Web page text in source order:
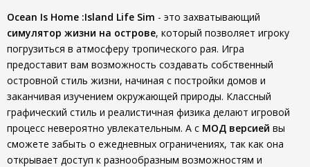
Ocean Is Home :Island Life Sim - это захватывающий
симулятор жизни на острове, который позволяет игроку
погрузиться в атмосферу тропического рая. Игра
предоставит вам возможность создавать собственный
островной стиль жизни, начиная с постройки домов и
заканчивая изучением окружающей природы. Классный
графический стиль и реалистичная физика делают игровой
процесс невероятно увлекательным. А с МОД версией вы
сможете забыть о ежедневных ограничениях, так как она
открывает доступ к разнообразным возможностям и